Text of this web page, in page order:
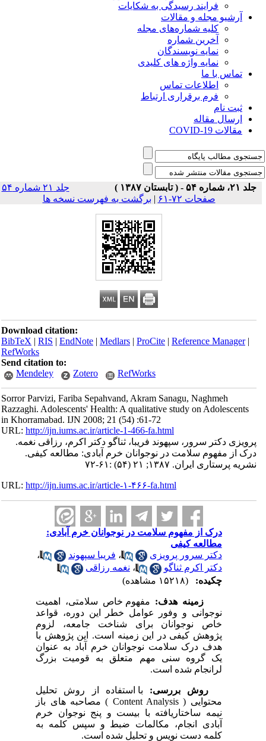
فرایند رسیدگی به شکایات
آرشیو مجله و مقالات
کلیه شماره‌های مجله
آخرین شماره
نمایه نویسندگان
نمایه واژه های کلیدی
تماس با ما
اطلاعات تماس
فرم برقراری ارتباط
ثبت نام
ارسال مقاله
مقالات COVID-19
جلد ۲۱، شماره ۵۴ - ( تابستان ۱۳۸۷ )
جلد ۲۱ شماره ۵۴
صفحات ۷۲-۶۱
| برگشت به فهرست نسخه ها
Download citation:
BibTeX|RIS|EndNote|Medlars|ProCite|Reference Manager
RefWorks
Send citation to:
Mendeley
Zotero RefWorks
Sorror Parvizi, Fariba Sepahvand, Akram Sanagu, Naghmeh
Razzaghi. Adolescents' Health: A qualitative study on Adolescents
in Khorramabad. IJN 2008; 21 (54) :61-72
URL:http://ijn.iums.ac.ir/article-1-466-fa.html
پرویزی دکتر سرور، سپهوند فریبا، ثناگو دکتر اکرم، رزاقی نغمه.
درک از مفهوم سلامت در نوجوانان خرم آبادی: مطالعه کیفی.
نشریه پرستاری ایران. ۱۳۸۷; ۲۱ (۵۴) :۶۱-۷۲
URL:http://ijn.iums.ac.ir/article-۱-۴۶۶-fa.html
درک از مفهوم سلامت در نوجوانان خرم آبادی:
مطالعه کیفی
دکتر سرور پرویزی
،فریبا سپهوند
،
دکتر اکرم ثناگو
،نغمه رزاقی
چکیده:
زمینه هدف:مفهوم خاص سلامتی، اهمیت
نوجوانی و وفور عوامل خطر این دوره، قواعد
خاص نوجوانان برای شناخت جامعه، لزوم
پژوهش کیفی در این زمینه است. این پژوهش با
هدف درک سلامت نوجوانان خرم آباد به عنوان
یک گروه سنی مهم متعلق به قومیت بزرگ
لرانجام شده است.
روش بررسی: با استفاده از روش تحلیل
محتوایی ( Content Analysis ) مصاحبه های باز
نیمه ساختاریافته با بیست و پنج نوجوان خرم
آبادی انجام، مکالمات ضبط و سپس کلمه به
کلمه دست نویس و تحلیل شده است.